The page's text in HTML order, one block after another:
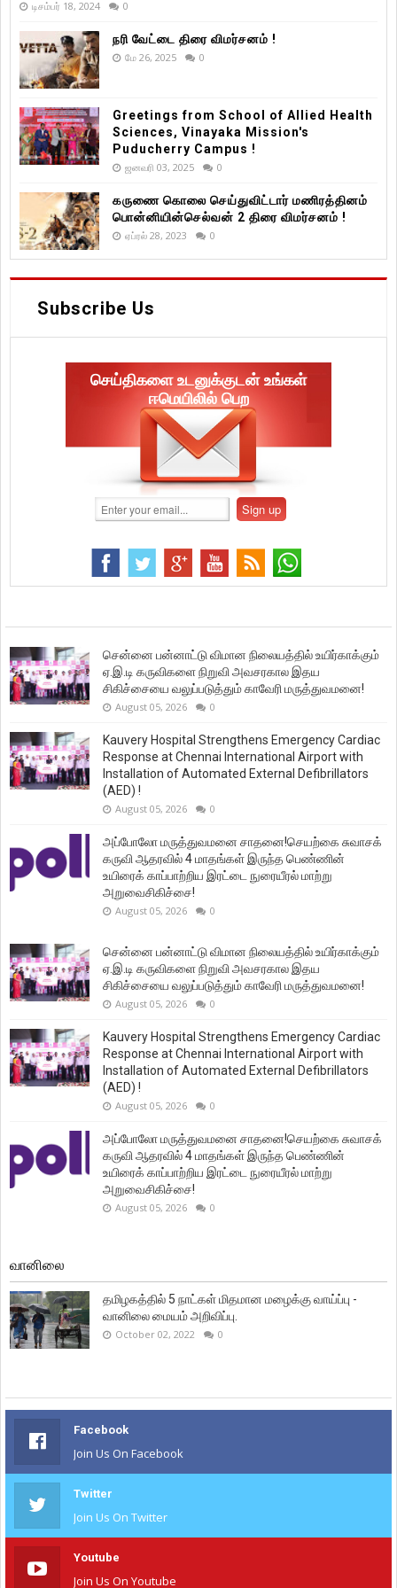
டிசம்பர் 18, 2024 0
நரி வேட்டை திரை விமர்சனம் !
மே 26, 2025 0
Greetings from School of Allied Health
Sciences, Vinayaka Mission's
Puducherry Campus !
ஜனவரி 03, 2025 0
கருணை கொலை செய்துவிட்டார் மணிரத்தினம்
பொன்னியின்செல்வன் 2 திரை விமர்சனம் !
ஏப்ரல் 28, 2023 0
Subscribe Us
செய்திகளை உடனுக்குடன் உங்கள்
ஈமெயிலில் பெற
சென்னை பன்னாட்டு விமான நிலையத்தில் உயிர்காக்கும்
ஏ.இ.டி கருவிகளை நிறுவி அவசரகால இதய
சிகிச்சையை வலுப்படுத்தும் காவேரி மருத்துவமனை!
August 05, 2026 0
Kauvery Hospital Strengthens Emergency Cardiac
Response at Chennai International Airport with
Installation of Automated External Defibrillators
(AED) !
August 05, 2026 0
அப்போலோ மருத்துவமனை சாதனை!செயற்கை சுவாசக்
கருவி ஆதரவில் 4 மாதங்கள் இருந்த பெண்ணின்
உயிரைக் காப்பாற்றிய இரட்டை நுரையீரல் மாற்று
அறுவைசிகிச்சை!
August 05, 2026 0
சென்னை பன்னாட்டு விமான நிலையத்தில் உயிர்காக்கும்
ஏ.இ.டி கருவிகளை நிறுவி அவசரகால இதய
சிகிச்சையை வலுப்படுத்தும் காவேரி மருத்துவமனை!
August 05, 2026 0
Kauvery Hospital Strengthens Emergency Cardiac
Response at Chennai International Airport with
Installation of Automated External Defibrillators
(AED) !
August 05, 2026 0
அப்போலோ மருத்துவமனை சாதனை!செயற்கை சுவாசக்
கருவி ஆதரவில் 4 மாதங்கள் இருந்த பெண்ணின்
உயிரைக் காப்பாற்றிய இரட்டை நுரையீரல் மாற்று
அறுவைசிகிச்சை!
August 05, 2026 0
வானிலை
தமிழகத்தில் 5 நாட்கள் மிதமான மழைக்கு வாய்ப்பு -
வானிலை மையம் அறிவிப்பு.
October 02, 2022 0
Facebook
Join Us On Facebook
Twitter
Join Us On Twitter
Youtube
Join Us On Youtube